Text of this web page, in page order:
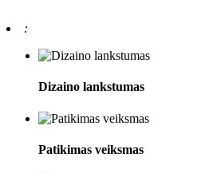
:
Dizaino lankstumas
Patikimas veiksmas